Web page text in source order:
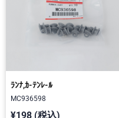
ﾗﾝﾅ,ｶ-ﾃﾝﾚ-ﾙ
MC936598
¥198 (税込)